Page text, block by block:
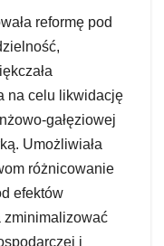
reformę pod
na celu likwidację
gałęziowej
Umożliwiała
różnicowanie
efektów
zminimalizować
i